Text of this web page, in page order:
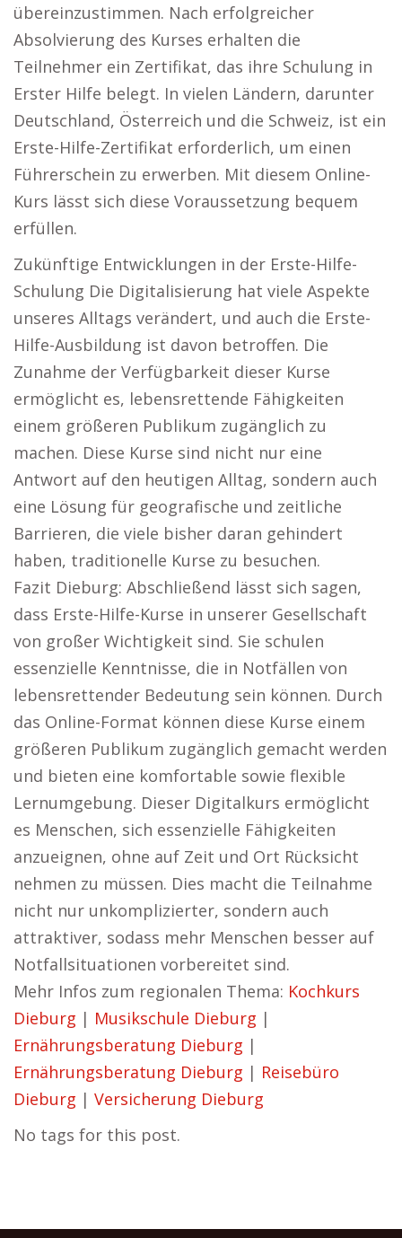
übereinzustimmen. Nach erfolgreicher
Absolvierung des Kurses erhalten die
Teilnehmer ein Zertifikat, das ihre Schulung in
Erster Hilfe belegt. In vielen Ländern, darunter
Deutschland, Österreich und die Schweiz, ist ein
Erste-Hilfe-Zertifikat erforderlich, um einen
Führerschein zu erwerben. Mit diesem Online-
Kurs lässt sich diese Voraussetzung bequem
erfüllen.
Zukünftige Entwicklungen in der Erste-Hilfe-
Schulung Die Digitalisierung hat viele Aspekte
unseres Alltags verändert, und auch die Erste-
Hilfe-Ausbildung ist davon betroffen. Die
Zunahme der Verfügbarkeit dieser Kurse
ermöglicht es, lebensrettende Fähigkeiten
einem größeren Publikum zugänglich zu
machen. Diese Kurse sind nicht nur eine
Antwort auf den heutigen Alltag, sondern auch
eine Lösung für geografische und zeitliche
Barrieren, die viele bisher daran gehindert
haben, traditionelle Kurse zu besuchen.
Fazit Dieburg: Abschließend lässt sich sagen,
dass Erste-Hilfe-Kurse in unserer Gesellschaft
von großer Wichtigkeit sind. Sie schulen
essenzielle Kenntnisse, die in Notfällen von
lebensrettender Bedeutung sein können. Durch
das Online-Format können diese Kurse einem
größeren Publikum zugänglich gemacht werden
und bieten eine komfortable sowie flexible
Lernumgebung. Dieser Digitalkurs ermöglicht
es Menschen, sich essenzielle Fähigkeiten
anzueignen, ohne auf Zeit und Ort Rücksicht
nehmen zu müssen. Dies macht die Teilnahme
nicht nur unkomplizierter, sondern auch
attraktiver, sodass mehr Menschen besser auf
Notfallsituationen vorbereitet sind.
Mehr Infos zum regionalen Thema: Kochkurs
Dieburg | Musikschule Dieburg |
Ernährungsberatung Dieburg |
Ernährungsberatung Dieburg | Reisebüro
Dieburg | Versicherung Dieburg
No tags for this post.